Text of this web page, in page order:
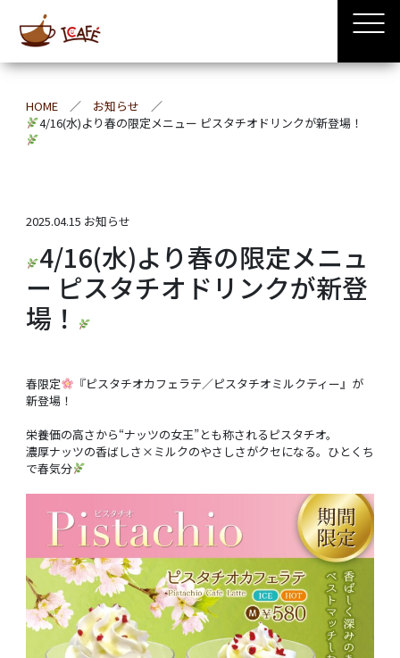
HOME
お知らせ
4/16(水)より春の限定メニュー ピスタチオドリンクが新登場！
2025.04.15 お知らせ
4/16(水)より春の限定メニュ
ー ピスタチオドリンクが新登
場！
春限定
『ピスタチオカフェラテ／ピスタチオミルクティー』が
新登場！
栄養価の高さから“ナッツの女王”とも称されるピスタチオ。
濃厚ナッツの香ばしさ×ミルクのやさしさがクセになる。ひとくち
で春気分